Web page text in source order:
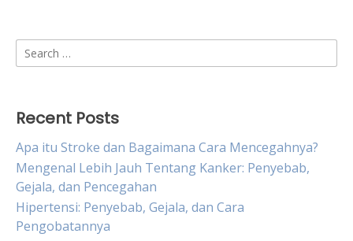
Search
for:
Recent Posts
Apa itu Stroke dan Bagaimana Cara Mencegahnya?
Mengenal Lebih Jauh Tentang Kanker: Penyebab,
Gejala, dan Pencegahan
Hipertensi: Penyebab, Gejala, dan Cara
Pengobatannya